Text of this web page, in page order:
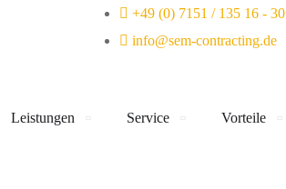
+49 (0) 7151 / 135 16 - 30
info@sem-contracting.de
Leistungen Service Vorteile